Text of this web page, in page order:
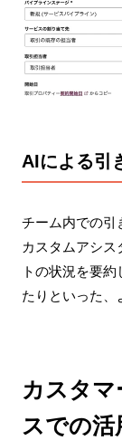
AIによる引
チーム内での引
カスタムアシス
トの状況を要
たりといった、
カスタ
スでの活